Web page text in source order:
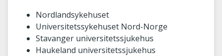
Nordlandsykehuset
Universitetssykehuset Nord-Norge
Stavanger universitetssjukehus
Haukeland universitetssjukehus